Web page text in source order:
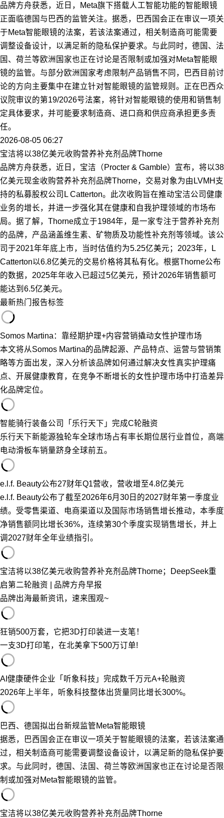
品牌方舟获悉，近日，Meta旗下搭载人工智能功能的智能眼镜
正面临德国与巴西的监管关注。据悉，巴西国会正在审议一项关
于Meta智能眼镜的法案，若该法案通过，相关制造商可能需要
调整设备设计，以满足新的隐私保护要求。与此同时，德国、法
国、荷兰等欧洲国家也正在讨论是否限制或加强对Meta智能眼
镜的监管。与部分欧洲国家考虑限制产品销售不同，巴西目前讨
论的方向主要集中在建立针对智能眼镜的监管规则。正在巴西众
议院审议的第19/2026号法案，将针对智能眼镜的使用和销售制
定具体要求，并可能要求制造商、进口商和供应商承担更多责
任。
2026-08-05 06:27
宝洁将以38亿美元收购营养补充剂品牌Thorne
品牌方舟获悉，近日，宝洁（Procter & Gamble）宣布，将以38
亿美元现金收购营养补充剂品牌Thorne，交易对象为由LVMH支
持的私募股权公司L Catterton。此次收购旨在推动宝洁公司健康
业务的增长，并进一步强化其在健康和自我护理领域的市场布
局。据了解，Thorne成立于1984年，是一家专注于营养补充剂
的品牌，产品涵盖维生素、矿物质及功能性补充剂等领域。该公
司于2021年年底上市，当时估值约为5.25亿美元；2023年，L
Catterton以6.8亿美元的交易价格将其私有化。根据Thorne公布
的数据，2025年年收入已超过5亿美元，预计2026年销售额可
能达到6.5亿美元。
最新热门 报告标签
Somos Martina：靠经期护理+内容营销撬动女性护理市场
本文将从Somos Martina的品牌起源、产品特点、运营与营销策
略等方面出发，深入分析该品牌如何通过解决女性真实护理痛
点、开展健康教育，在竞争不断增长的女性护理市场中打造差异
化品牌定位。
智能骑行装备公司「乐行天下」完成C轮融资
乐行天下新能源独轮车全球市场占有率长期位居行业首位，高端
电动滑板车销量跻身全球前五。
e.l.f. Beauty公布27财年Q1营收，营收增至4.8亿美元
e.l.f. Beauty公布了截至2026年6月30日的2027财年第一季度业
绩。受零售渠道、电商渠道以及国际市场销售增长推动，本季度
净销售额同比增长36%，连续第30个季度实现销售增长，并上
调2027财年全年业绩指引。
宝洁将以38亿美元收购营养补充剂品牌Thorne；DeepSeek重
启第二轮融资 | 品牌方舟早报
品牌出海最新资讯，速来围观~
狂销500万套，它把3D打印装进一支笔！
一支3D打印笔，在北美拿下500万订单!
AI健康硬件企业「听象科技」完成数千万元A+轮融资
2026年上半年，听象科技整体出货量同比增长300%。
巴西、德国拟出台新规监管Meta智能眼镜
据悉，巴西国会正在审议一项关于智能眼镜的法案，若该法案通
过，相关制造商可能需要调整设备设计，以满足新的隐私保护要
求。与此同时，德国、法国、荷兰等欧洲国家也正在讨论是否限
制或加强对Meta智能眼镜的监管。
宝洁将以38亿美元收购营养补充剂品牌Thorne